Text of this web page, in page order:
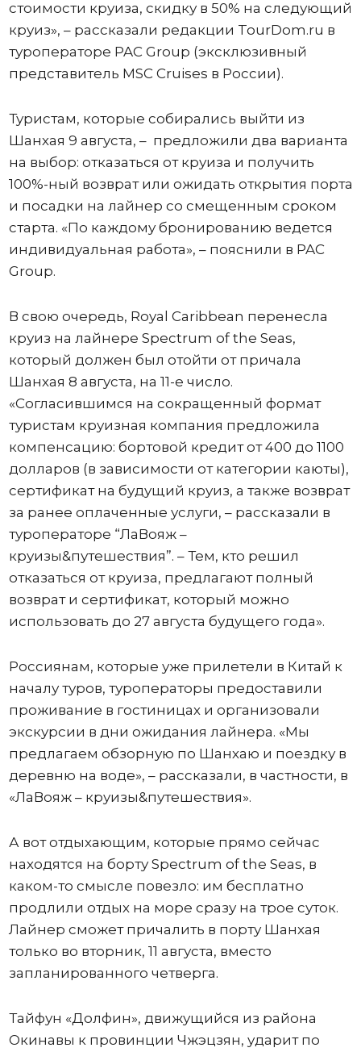
стоимости круиза, скидку в 50% на следующий
круиз», – рассказали редакции TourDom.ru в
туроператоре PAC Group (эксклюзивный
представитель MSC Cruises в России).
Туристам, которые собирались выйти из
Шанхая 9 августа, – предложили два варианта
на выбор: отказаться от круиза и получить
100%-ный возврат или ожидать открытия порта
и посадки на лайнер со смещенным сроком
старта. «По каждому бронированию ведется
индивидуальная работа», – пояснили в PAC
Group.
В свою очередь, Royal Caribbean перенесла
круиз на лайнере Spectrum of the Seas,
который должен был отойти от причала
Шанхая 8 августа, на 11-е число.
«Согласившимся на сокращенный формат
туристам круизная компания предложила
компенсацию: бортовой кредит от 400 до 1100
долларов (в зависимости от категории каюты),
сертификат на будущий круиз, а также возврат
за ранее оплаченные услуги, – рассказали в
туроператоре “ЛаВояж –
круизы&путешествия”. – Тем, кто решил
отказаться от круиза, предлагают полный
возврат и сертификат, который можно
использовать до 27 августа будущего года».
Россиянам, которые уже прилетели в Китай к
началу туров, туроператоры предоставили
проживание в гостиницах и организовали
экскурсии в дни ожидания лайнера. «Мы
предлагаем обзорную по Шанхаю и поездку в
деревню на воде», – рассказали, в частности, в
«ЛаВояж – круизы&путешествия».
А вот отдыхающим, которые прямо сейчас
находятся на борту Spectrum of the Seas, в
каком-то смысле повезло: им бесплатно
продлили отдых на море сразу на трое суток.
Лайнер сможет причалить в порту Шанхая
только во вторник, 11 августа, вместо
запланированного четверга.
Тайфун «Долфин», движущийся из района
Окинавы к провинции Чжэцзян, ударит по